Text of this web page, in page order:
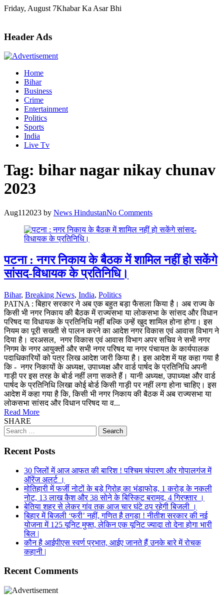
Skip
Friday, August 7Khabar Ka Asar Bhi
Header Ads
Home
Bihar
Business
Crime
Entertainment
Politics
Sports
India
Live Tv
Tag: bihar nagar nikay chunav
2023
Aug11 2023 by News HindustanNo Comments
पटना : नगर निकाय के बैठक में शामिल नहीं हो सकेंगे
सांसद-विधायक के प्रतिनिधि।
Bihar, Breaking News, India, Politics
PATNA : बिहार सरकार ने अब एक बहुत बड़ा फैसला किया है। अब राज्य के
किसी भी नगर निकाय की बैठक में राज्यसभा या लोकसभा के सांसद और विधान
परिषद या विधायक के प्रतिनिधि नहीं बल्कि उन्हें खुद शामिल होना होगा। इस
नियम का पूरी सख्ती से पालन करने का आदेश नगर विकास एवं आवास विभाग ने
दिया है। दरअसल, नगर विकास एवं आवास विभाग अपर सचिव ने सभी नगर
निगम के नगर आयुक्तों और सभी नगर परिषद या नगर पंचायत के कार्यपालक
पदाधिकारियों को पत्र लिख आदेश जारी किया है। इस आदेश में यह कहा गया है
कि - नगर निकायों के अध्यक्ष, उपाध्यक्ष और वार्ड पार्षद के प्रतिनिधि अपनी
गाड़ी पर इस तरह के बोर्ड नहीं लगा सकते हैं। यानी अध्यक्ष, उपाध्यक्ष और वार्ड
पार्षद के प्रतिनिधि लिखा कोई बोर्ड किसी गाड़ी पर नहीं लगा होना चाहिए। इस
आदेश में कहा गया है कि, किसी भी नगर निकाय की बैठक में अब राज्यसभा या
लोकसभा सांसद और विधान परिषद या व...
Read More
SHARE
Search
for:
Recent Posts
30 जिलों में आज आफत की बारिश ! पश्चिम चंपारण और गोपालगंज में
ऑरेंज अलर्ट ।
मोतिहारी में फर्जी नोटों के बड़े गिरोह का भंडाफोड़, 1 करोड़ के नकली
नोट, 13 लाख कैश और 38 सोने के बिस्किट बरामद, 4 गिरफ्तार ।
बेतिया शहर से लेकर गांव तक आज चार घंटे ठप रहेगी बिजली ।
बिहार में बिजली ‘फ्री’ नहीं, गणित है तगड़ा ! नीतीश सरकार की नई
योजना में 125 यूनिट मुफ्त, लेकिन एक यूनिट ज्यादा तो देना होगा भारी
बिल |
कौन है आईपीएस स्वर्ण प्रभात, आईए जानते हैं उनके बारे में रोचक
कहानी |
Recent Comments